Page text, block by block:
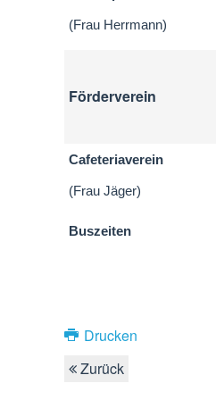
(Frau Herrmann)
Förderverein
Cafeteriaverein
(Frau Jäger)
Buszeiten
Drucken
Zurück